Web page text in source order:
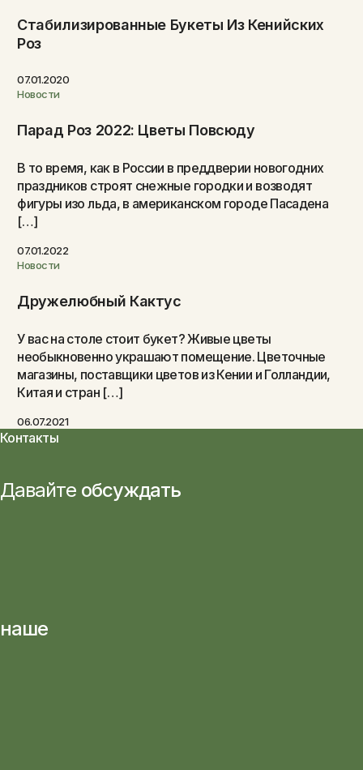
Стабилизированные Букеты Из Кенийских
Роз
07.01.2020
Новости
Парад Роз 2022: Цветы Повсюду
В то время, как в России в преддверии новогодних
праздников строят снежные городки и возводят
фигуры изо льда, в американском городе Пасадена
[…]
07.01.2022
Новости
Дружелюбный Кактус
У вас на столе стоит букет? Живые цветы
необыкновенно украшают помещение. Цветочные
магазины, поставщики цветов из Кении и Голландии,
Китая и стран […]
06.07.2021
Контакты
Давайте обсуждать
наше